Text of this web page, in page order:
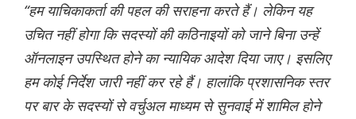
“हम याचिकाकर्ता की पहल की सराहना करते हैं। लेकिन यह
उचित नहीं होगा कि सदस्यों की कठिनाइयों को जाने बिना उन्हें
ऑनलाइन उपस्थित होने का न्यायिक आदेश दिया जाए। इसलिए
हम कोई निर्देश जारी नहीं कर रहे हैं। हालांकि प्रशासनिक स्तर
पर बार के सदस्यों से वर्चुअल माध्यम से सुनवाई में शामिल होने